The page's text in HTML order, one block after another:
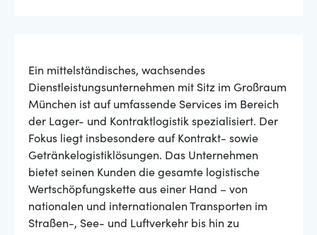
Ein mittelständisches, wachsendes
Dienstleistungsunternehmen mit Sitz im Großraum
München ist auf umfassende Services im Bereich
der Lager- und Kontraktlogistik spezialisiert. Der
Fokus liegt insbesondere auf Kontrakt- sowie
Getränkelogistiklösungen. Das Unternehmen
bietet seinen Kunden die gesamte logistische
Wertschöpfungskette aus einer Hand – von
nationalen und internationalen Transporten im
Straßen-, See- und Luftverkehr bis hin zu